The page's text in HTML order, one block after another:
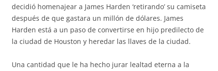
decidió homenajear a James Harden ‘retirando’ su camiseta
después de que gastara un millón de dólares. James
Harden está a un paso de convertirse en hijo predilecto de
la ciudad de Houston y heredar las llaves de la ciudad.
Una cantidad que le ha hecho jurar lealtad eterna a la